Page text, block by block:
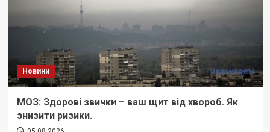
Новини
МОЗ: Здорові звички – ваш щит від хвороб. Як
знизити ризики.